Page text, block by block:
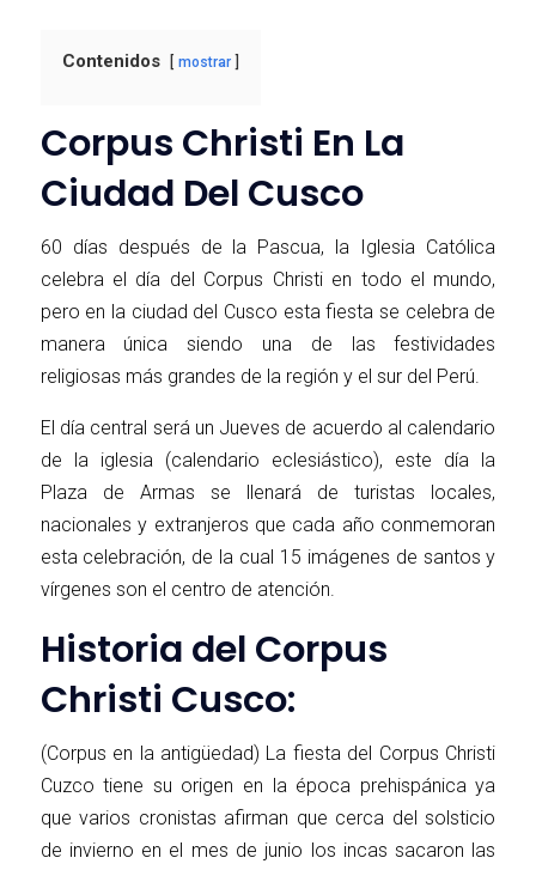
Contenidos mostrar
Corpus Christi En La
Ciudad Del Cusco
60 días después de la Pascua, la Iglesia Católica
celebra el día del Corpus Christi en todo el mundo,
pero en la ciudad del Cusco esta fiesta se celebra de
manera única siendo una de las festividades
religiosas más grandes de la región y el sur del Perú.
El día central será un Jueves de acuerdo al calendario
de la iglesia (calendario eclesiástico), este día la
Plaza de Armas se llenará de turistas locales,
nacionales y extranjeros que cada año conmemoran
esta celebración, de la cual 15 imágenes de santos y
vírgenes son el centro de atención.
Historia del Corpus
Christi Cusco:
(Corpus en la antigüedad) La fiesta del Corpus Christi
Cuzco tiene su origen en la época prehispánica ya
que varios cronistas afirman que cerca del solsticio
de invierno en el mes de junio los incas sacaron las